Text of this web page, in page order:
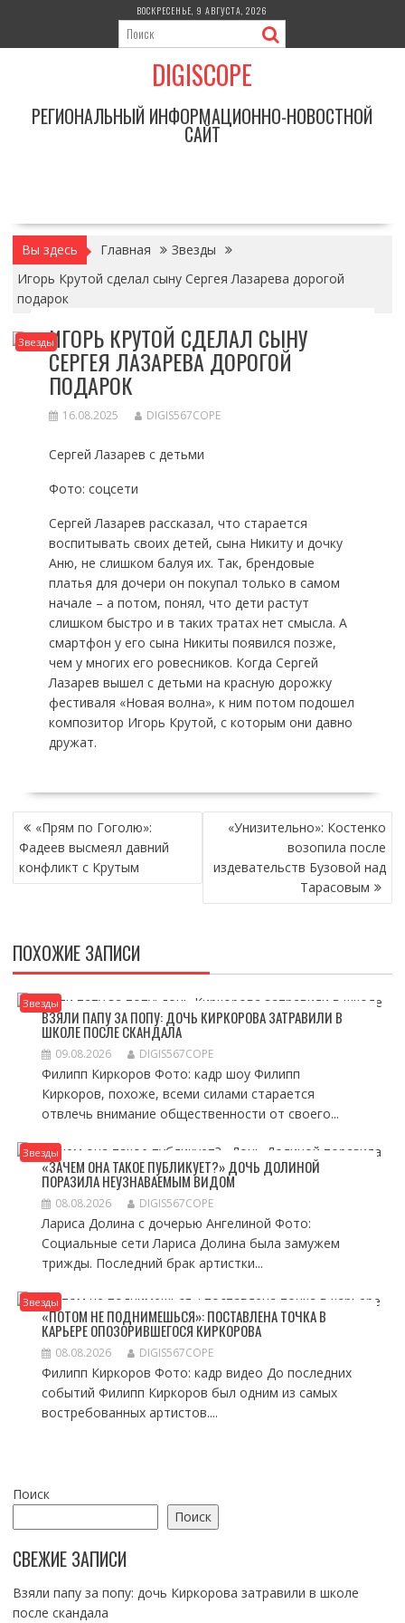
содержимому
ВОСКРЕСЕНЬЕ, 9 АВГУСТА, 2026
DIGISCOPE
РЕГИОНАЛЬНЫЙ ИНФОРМАЦИОННО-НОВОСТНОЙ
САЙТ
Вы здесь Главная
Звезды
Игорь Крутой сделал сыну Сергея Лазарева дорогой
подарок
ЗвездыИГОРЬ КРУТОЙ СДЕЛАЛ СЫНУ
СЕРГЕЯ ЛАЗАРЕВА ДОРОГОЙ
ПОДАРОК
16.08.2025 DIGIS567COPE
Сергей Лазарев с детьми
Фото: соцсети
Сергей Лазарев рассказал, что старается
воспитывать своих детей, сына Никиту и дочку
Аню, не слишком балуя их. Так, брендовые
платья для дочери он покупал только в самом
начале – а потом, понял, что дети растут
слишком быстро и в таких тратах нет смысла. А
смартфон у его сына Никиты появился позже,
чем у многих его ровесников. Когда Сергей
Лазарев вышел с детьми на красную дорожку
фестиваля «Новая волна», к ним потом подошел
композитор Игорь Крутой, с которым они давно
дружат.
НАВИГАЦИЯ
ПО
ЗАПИСЯМ
«Прям по Гоголю»:
Фадеев высмеял давний
конфликт с Крутым
«Унизительно»: Костенко
возопила после
издевательств Бузовой над
Тарасовым
ПОХОЖИЕ ЗАПИСИ
Звезды
ВЗЯЛИ ПАПУ ЗА ПОПУ: ДОЧЬ КИРКОРОВА ЗАТРАВИЛИ В
ШКОЛЕ ПОСЛЕ СКАНДАЛА
09.08.2026 DIGIS567COPE
Филипп Киркоров Фото: кадр шоу Филипп
Киркоров, похоже, всеми силами старается
отвлечь внимание общественности от своего...
Звезды
«ЗАЧЕМ ОНА ТАКОЕ ПУБЛИКУЕТ?» ДОЧЬ ДОЛИНОЙ
ПОРАЗИЛА НЕУЗНАВАЕМЫМ ВИДОМ
08.08.2026 DIGIS567COPE
Лариса Долина с дочерью Ангелиной Фото:
Социальные сети Лариса Долина была замужем
трижды. Последний брак артистки...
Звезды
«ПОТОМ НЕ ПОДНИМЕШЬСЯ»: ПОСТАВЛЕНА ТОЧКА В
КАРЬЕРЕ ОПОЗОРИВШЕГОСЯ КИРКОРОВА
08.08.2026 DIGIS567COPE
Филипп Киркоров Фото: кадр видео До последних
событий Филипп Киркоров был одним из самых
востребованных артистов....
Поиск
Поиск
СВЕЖИЕ ЗАПИСИ
Взяли папу за попу: дочь Киркорова затравили в школе
после скандала